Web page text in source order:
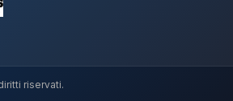
riservati.